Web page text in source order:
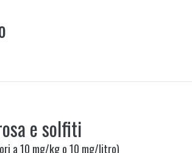
e solfiti
a 10 mg/kg o 10 mg/litro)